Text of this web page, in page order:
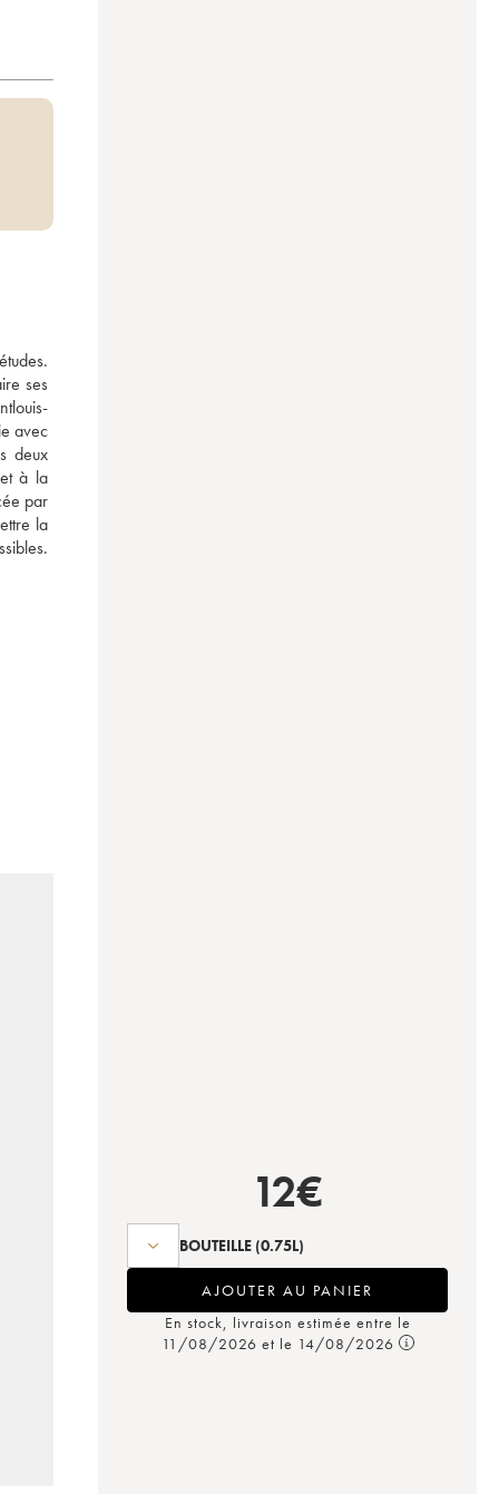
ses
avec
deux
à la
par
la
12€
BOUTEILLE (0.75L)
AJOUTER AU PANIER
En stock, livraison estimée entre le
11/08/2026 et le 14/08/2026